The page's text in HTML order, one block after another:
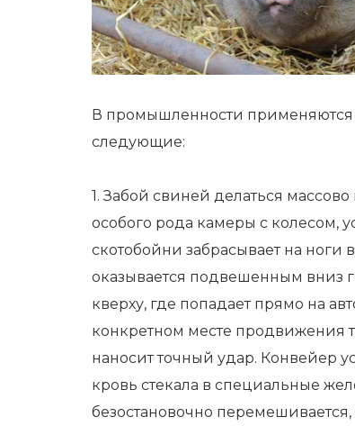
В промышленности применяются
следующие:
1. Забой свиней делаться
особого рода камеры с
скотобойни забрасывает на
оказывается подвешенным вниз
кверху, где попадает прямо на
конкретном месте продвижения
наносит точный удар. Конвейер
кровь стекала в специальные
безостановочно